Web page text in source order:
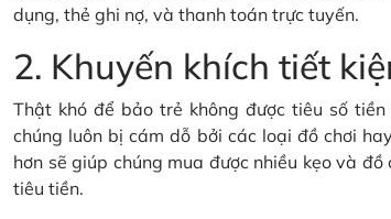
dụng, thẻ ghi nợ, và thanh toán trực tuyến.
2. Khuyến khích tiết
Thật khó để bảo trẻ không được tiêu số
chúng luôn bị cám dỗ bởi các loại đồ chơi
hơn sẽ giúp chúng mua được nhiều kẹo và
tiêu tiền.